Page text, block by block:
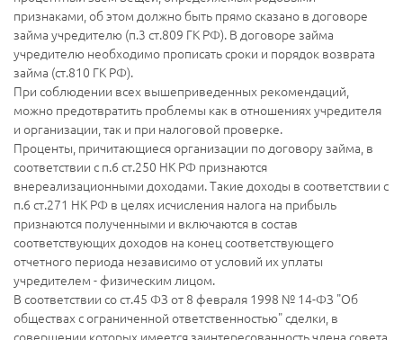
признаками, об этом должно быть прямо сказано в договоре
займа учредителю (п.3 ст.809 ГК РФ). В договоре займа
учредителю необходимо прописать сроки и порядок возврата
займа (ст.810 ГК РФ).
При соблюдении всех вышеприведенных рекомендаций,
можно предотвратить проблемы как в отношениях учредителя
и организации, так и при налоговой проверке.
Проценты, причитающиеся организации по договору займа, в
соответствии с п.6 ст.250 НК РФ признаются
внереализационными доходами. Такие доходы в соответствии с
п.6 ст.271 НК РФ в целях исчисления налога на прибыль
признаются полученными и включаются в состав
соответствующих доходов на конец соответствующего
отчетного периода независимо от условий их уплаты
учредителем - физическим лицом.
В соответствии со ст.45 ФЗ от 8 февраля 1998 № 14-ФЗ "Об
обществах с ограниченной ответственностью" сделки, в